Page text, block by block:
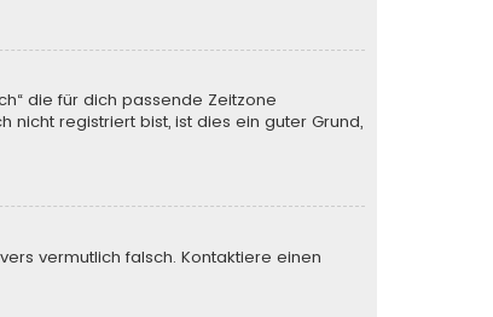
die für dich passende Zeitzone
registriert bist, ist dies ein guter Grund,
vermutlich falsch. Kontaktiere einen